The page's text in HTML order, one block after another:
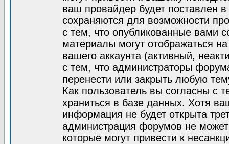
ваш провайдер будет поставлен
сохраняются для возможности
с тем, что опубликованные вами
материалы могут отображаться
вашего аккаунта (активный,
с тем, что администраторы
перенести или закрыть любую
Как пользователь вы согласны с
храниться в базе данных. Хотя
информация не будет открыта
администрация форумов не может
которые могут привести к